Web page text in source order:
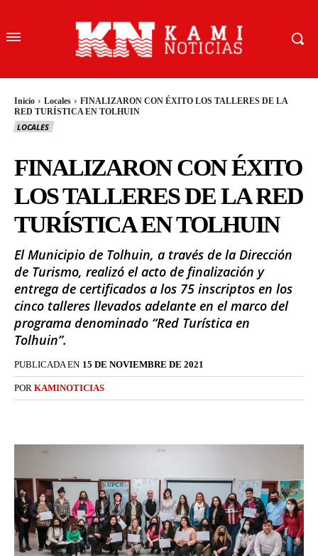
Inicio Locales
FINALIZARON CON ÉXITO LOS TALLERES DE LA
RED TURÍSTICA EN TOLHUIN
LOCALES
FINALIZARON CON ÉXITO
LOS TALLERES DE LA RED
TURÍSTICA EN TOLHUIN
El Municipio de Tolhuin, a través de la Dirección
de Turismo, realizó el acto de finalización y
entrega de certificados a los 75 inscriptos en los
cinco talleres llevados adelante en el marco del
programa denominado “Red Turística en
Tolhuin”.
PUBLICADA EN 15 DE NOVIEMBRE DE 2021
POR KAMINOTICIAS